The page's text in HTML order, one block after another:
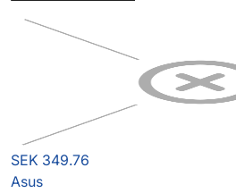
SEK 349.76
Asus